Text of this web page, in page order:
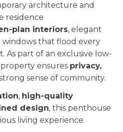
architecture and
residence
plan interiors, elegant
windows that flood every
As part of an exclusive low-
ensures privacy,
sense of community.
, high-quality
design, this penthouse
living experience.